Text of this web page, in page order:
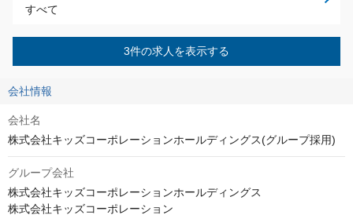
すべて
3件の求人を表示する
会社情報
会社名
株式会社キッズコーポレーションホールディングス(グループ採用)
グループ会社
株式会社キッズコーポレーションホールディングス
株式会社キッズコーポレーション